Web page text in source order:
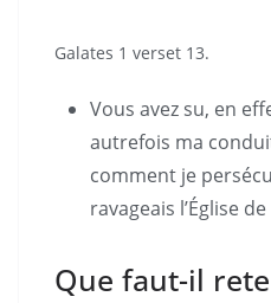
Galates 1 verset 13.
Vous avez su, en
autrefois ma
comment je
ravageais l’Église
Que faut-il